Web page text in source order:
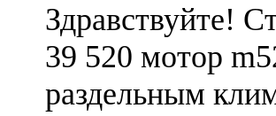
Здравствуйте!
39 520 мотор
раздельным